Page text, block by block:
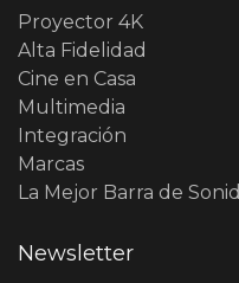
Proyector 4K
Alta Fidelidad
Cine en Casa
Multimedia
Integración
Marcas
La Mejor Barra de
Newsletter